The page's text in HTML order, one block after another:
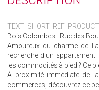
TEXT_SHORT_REF_PRODUCT
Bois Colombes - Rue des
Amoureux du charme de
recherche d'un appartement
les commodités à pied ? Ce
À proximité immédiate de
commerces, découvrez ce